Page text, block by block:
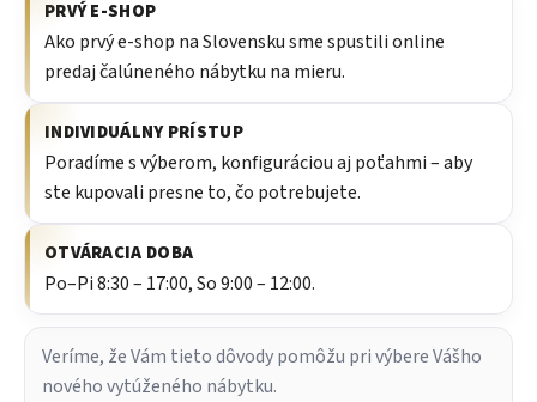
PRVÝ E-SHOP
Ako prvý e-shop na Slovensku sme spustili online
predaj čalúneného nábytku na mieru.
INDIVIDUÁLNY PRÍSTUP
Poradíme s výberom, konfiguráciou aj poťahmi – aby
ste kupovali presne to, čo potrebujete.
OTVÁRACIA DOBA
Po–Pi 8:30 – 17:00, So 9:00 – 12:00.
Veríme, že Vám tieto dôvody pomôžu pri výbere Vášho
nového vytúženého nábytku.